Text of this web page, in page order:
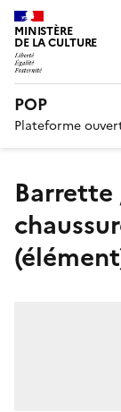
MINISTÈRE
DE LA CULTURE
POP
Plateforme
barrette ;